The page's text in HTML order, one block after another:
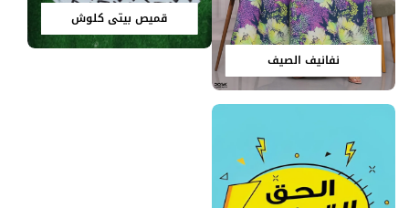
نفانيف الصيف
قميص بيتي كلوش